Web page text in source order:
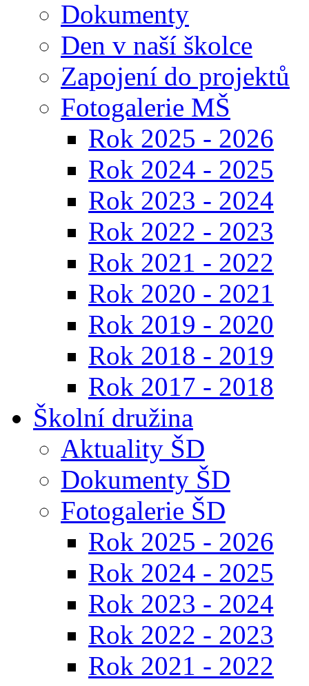
Dokumenty
Den v naší školce
Zapojení do projektů
Fotogalerie MŠ
Rok 2025 - 2026
Rok 2024 - 2025
Rok 2023 - 2024
Rok 2022 - 2023
Rok 2021 - 2022
Rok 2020 - 2021
Rok 2019 - 2020
Rok 2018 - 2019
Rok 2017 - 2018
Školní družina
Aktuality ŠD
Dokumenty ŠD
Fotogalerie ŠD
Rok 2025 - 2026
Rok 2024 - 2025
Rok 2023 - 2024
Rok 2022 - 2023
Rok 2021 - 2022